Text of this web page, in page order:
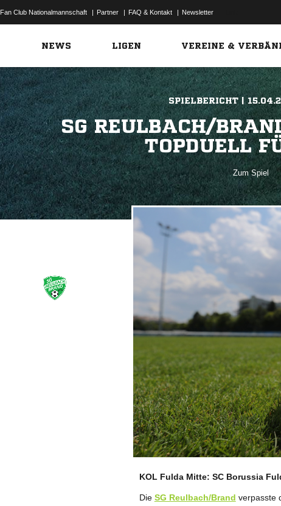
Fan Club Nationalmannschaft | Partner | FAQ & Kontakt | Newsletter
NEWS LIGEN VEREINE &
SPIELBERICHT |
SG REULBACH/
TOPDUELL
Zum Spiel
KOL Fulda Mitte: SC Borussia
Die SG Reulbach/Brand verpasste